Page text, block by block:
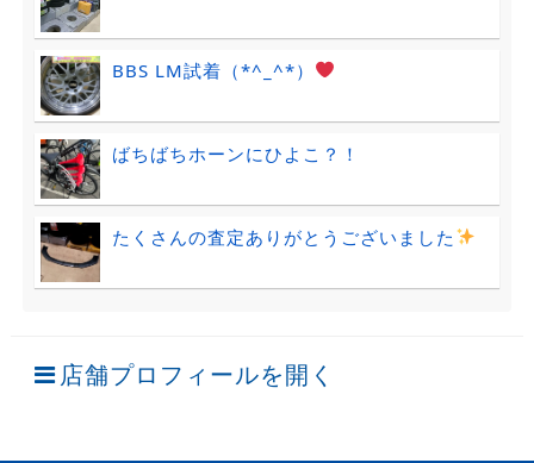
BBS LM試着（*^_^*）
ばちばちホーンにひよこ？！
たくさんの査定ありがとうございました
店舗プロフィールを開く